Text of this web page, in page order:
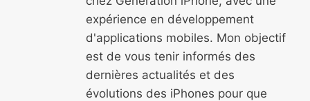
expérience en développement
d'applications mobiles. Mon objectif
est de vous tenir informés des
dernières actualités et des
évolutions des iPhones pour que